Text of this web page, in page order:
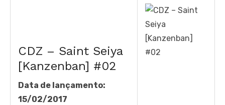
CDZ – Saint Seiya
[Kanzenban] #02
Data de lançamento:
15/02/2017